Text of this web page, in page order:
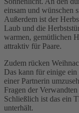
einsam und wünschen
Außerdem ist der
Laub und die
warmen, gemütlichen
attraktiv für Paare.
Zudem rücken
Das kann für einige
einer Partnerin
Fragen der
Schließlich ist das ein
unterhält.